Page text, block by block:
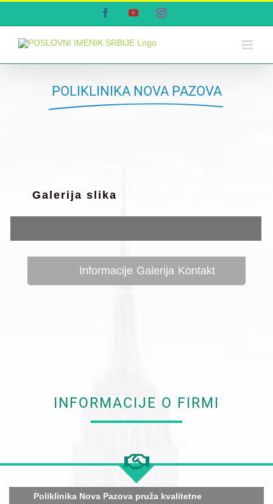
FacebookYouTubeInstagram
POLIKLINIKA NOVA PAZOVA
Galerija slika
Informacije Galerija Kontakt
INFORMACIJE O FIRMI
Poliklinika Nova Pazova pruža kvalitetne